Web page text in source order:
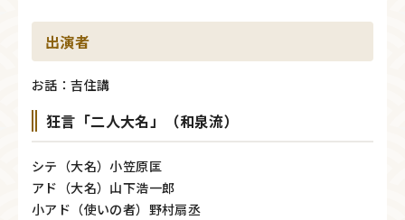
出演者
お話：吉住講
狂言「二人大名」（和泉流）
シテ（大名）小笠原匡
アド（大名）山下浩一郎
小アド（使いの者）野村扇丞